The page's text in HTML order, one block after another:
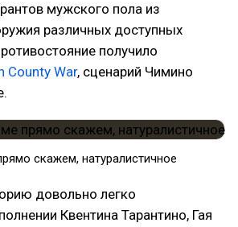
мужского пола из
различных доступных
получило
County War, сценарий Чимино
скажем, натуралистичное
довольно легко
Квентина Тарантино, Гая